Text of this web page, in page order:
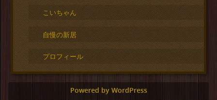
こいちゃん
自慢の新居
プロフィール
Powered by WordPress